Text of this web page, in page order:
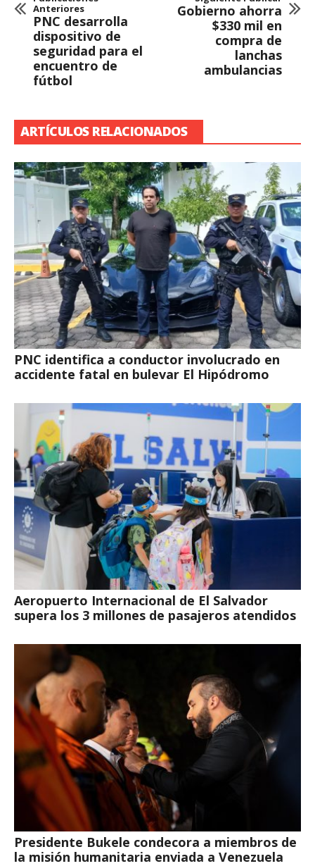
Anteriores
PNC desarrolla
dispositivo de
seguridad para el
encuentro de
fútbol
Gobierno ahorra
$330 mil en
compra de
lanchas
ambulancias
ARTÍCULOS RELACIONADOS
PNC identifica a conductor involucrado en
accidente fatal en bulevar El Hipódromo
Aeropuerto Internacional de El Salvador
supera los 3 millones de pasajeros atendidos
Presidente Bukele condecora a miembros de
la misión humanitaria enviada a Venezuela